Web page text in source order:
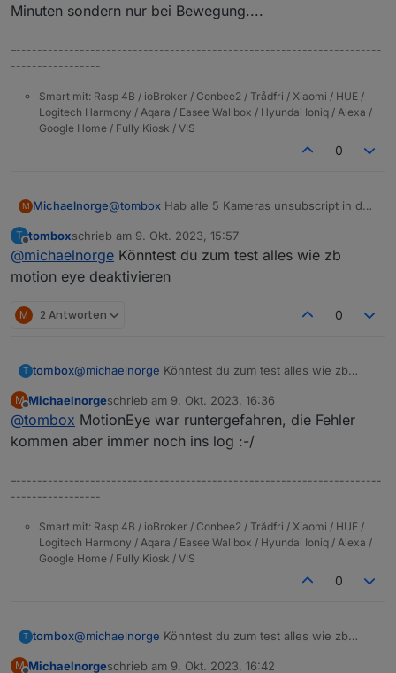
Minuten sondern nur bei Bewegung....
–---------------------------------------------------------------------
-----------------
Smart mit: Rasp 4B / ioBroker / Conbee2 / Trådfri / Xiaomi / HUE /
Logitech Harmony / Aqara / Easee Wallbox / Hyundai Ioniq / Alexa /
Google Home / Fully Kiosk / VIS
0
M Michaelnorge@tombox Hab alle 5 Kameras unsubscript in der
helfen, aber hat leider nix geholfen. Fehler
kommt weiterhin alle 5 Minuten: "uncaught
exception: callback.call is not a function".
Ich habe die Kameras eigentlich ganz normal am
laufen. Bei einer Kamera hab ich den
"privatsphärenmodus" aktiviert, aber sonst
die App, MotionEye holt die Bilder von der
Kamera und stellt sie ioBroker zur Vefügung.
Aber das macht ioBroker ja nicht auf den Punkt
T
Offline
tomboxschrieb am 9. Okt. 2023, 15:57
zuletzt editiert von
@michaelnorge Könntest du zum test alles wie zb
motion eye deaktivieren
M 2 Antworten 0
T tombox@michaelnorge Könntest du zum test alles wie zb
M
Offline
Michaelnorgeschrieb am 9. Okt. 2023, 16:36
zuletzt editiert von
@tombox MotionEye war runtergefahren, die Fehler
kommen aber immer noch ins log :-/
–---------------------------------------------------------------------
-----------------
Smart mit: Rasp 4B / ioBroker / Conbee2 / Trådfri / Xiaomi / HUE /
Logitech Harmony / Aqara / Easee Wallbox / Hyundai Ioniq / Alexa /
Google Home / Fully Kiosk / VIS
0
T tombox@michaelnorge Könntest du zum test alles wie zb
M Michaelnorgeschrieb am 9. Okt. 2023, 16:42